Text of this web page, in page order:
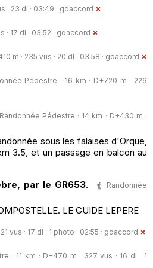
· 23 dl · 03:49 · gdaccord
17 dl · 03:52 · gdaccord
m · 235 vus · 20 dl · 03:58 · gdaccord
Pédestre · 16 km · D+720 m · 226
Randonnée Pédestre · 14 km · D+430 m ·
sous les falaises d'Orque,
3.5, et un passage en balcon au
par le GR653.
Randonnée
LE GUIDE LEPERE
vus · 17 dl · 1 photo · 02:55 · gdaccord
· 11 km · D+470 m · 327 vus · 16 dl · 1